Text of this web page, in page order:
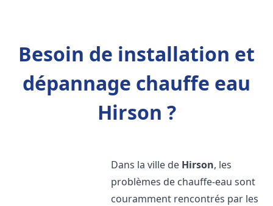
Besoin de installation et
dépannage chauffe eau
Hirson ?
Dans la ville de Hirson, les
problèmes de chauffe-eau sont
couramment rencontrés par les